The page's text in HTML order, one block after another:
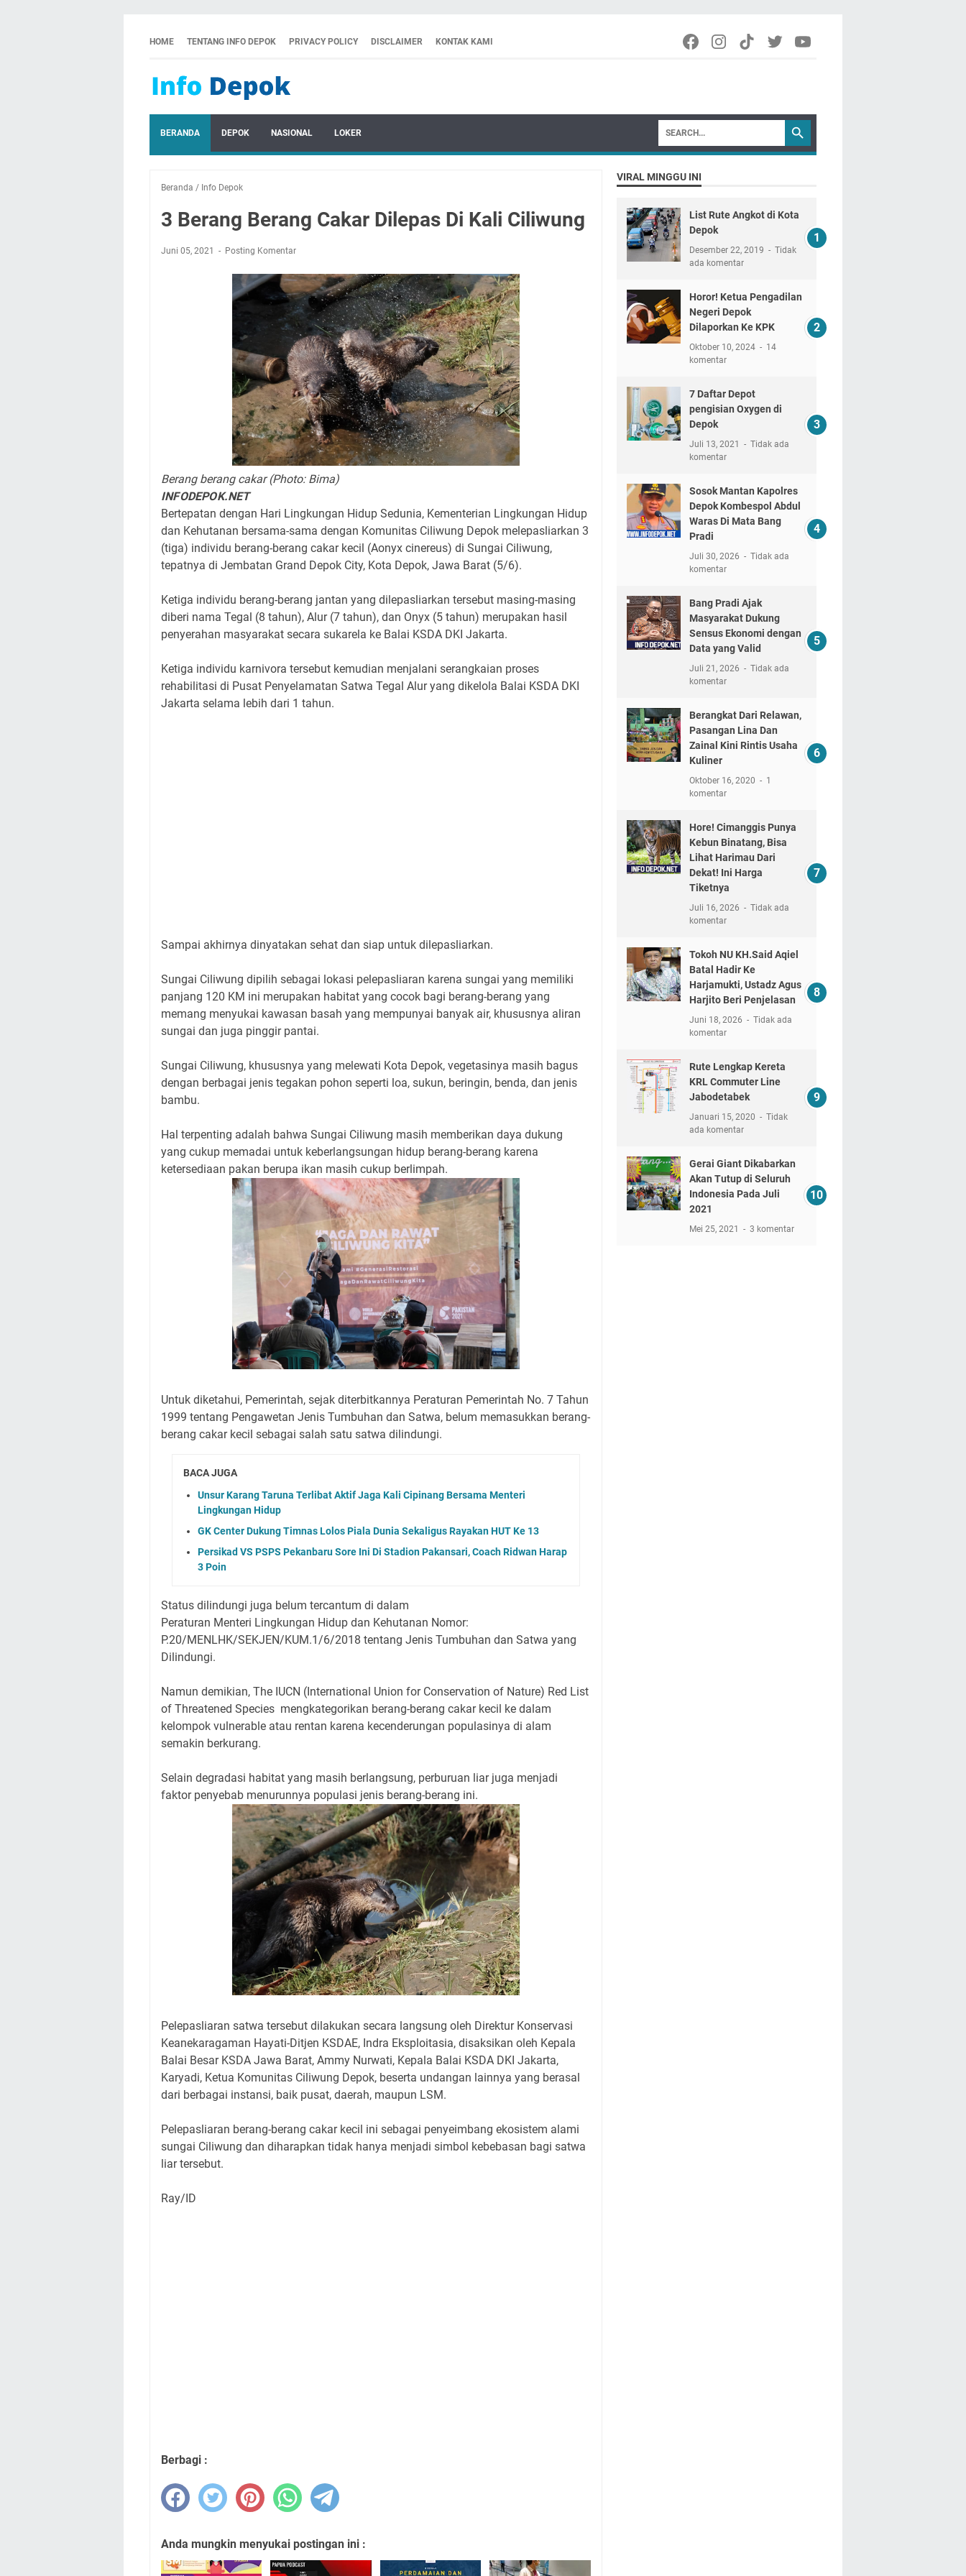
HOME TENTANG INFO DEPOK PRIVACY POLICY DISCLAIMER KONTAK KAMI
BERANDA DEPOK NASIONAL LOKER
Beranda / Info Depok
3 Berang Berang Cakar Dilepas Di Kali Ciliwung
Juni 05, 2021 Posting Komentar
Berang berang cakar (Photo: Bima)
INFODEPOK.NET
Bertepatan dengan Hari Lingkungan Hidup Sedunia, Kementerian Lingkungan Hidup
dan Kehutanan bersama-sama dengan Komunitas Ciliwung Depok melepasliarkan 3
(tiga) individu berang-berang cakar kecil (Aonyx cinereus) di Sungai Ciliwung,
tepatnya di Jembatan Grand Depok City, Kota Depok, Jawa Barat (5/6).
Ketiga individu berang-berang jantan yang dilepasliarkan tersebut masing-masing
diberi nama Tegal (8 tahun), Alur (7 tahun), dan Onyx (5 tahun) merupakan hasil
penyerahan masyarakat secara sukarela ke Balai KSDA DKI Jakarta.
Ketiga individu karnivora tersebut kemudian menjalani serangkaian proses
rehabilitasi di Pusat Penyelamatan Satwa Tegal Alur yang dikelola Balai KSDA DKI
Jakarta selama lebih dari 1 tahun.
Sampai akhirnya dinyatakan sehat dan siap untuk dilepasliarkan.
Sungai Ciliwung dipilih sebagai lokasi pelepasliaran karena sungai yang memiliki
panjang 120 KM ini merupakan habitat yang cocok bagi berang-berang yang
memang menyukai kawasan basah yang mempunyai banyak air, khususnya aliran
sungai dan juga pinggir pantai.
Sungai Ciliwung, khususnya yang melewati Kota Depok, vegetasinya masih bagus
dengan berbagai jenis tegakan pohon seperti loa, sukun, beringin, benda, dan jenis
bambu.
Hal terpenting adalah bahwa Sungai Ciliwung masih memberikan daya dukung
yang cukup memadai untuk keberlangsungan hidup berang-berang karena
ketersediaan pakan berupa ikan masih cukup berlimpah.
Untuk diketahui, Pemerintah, sejak diterbitkannya Peraturan Pemerintah No. 7 Tahun
1999 tentang Pengawetan Jenis Tumbuhan dan Satwa, belum memasukkan berang-
berang cakar kecil sebagai salah satu satwa dilindungi.
BACA JUGA
Unsur Karang Taruna Terlibat Aktif Jaga Kali Cipinang Bersama Menteri
Lingkungan Hidup
GK Center Dukung Timnas Lolos Piala Dunia Sekaligus Rayakan HUT Ke 13
Persikad VS PSPS Pekanbaru Sore Ini Di Stadion Pakansari, Coach Ridwan Harap
3 Poin
Status dilindungi juga belum tercantum di dalam
Peraturan Menteri Lingkungan Hidup dan Kehutanan Nomor:
P.20/MENLHK/SEKJEN/KUM.1/6/2018 tentang Jenis Tumbuhan dan Satwa yang
Dilindungi.
Namun demikian, The IUCN (International Union for Conservation of Nature) Red List
of Threatened Species mengkategorikan berang-berang cakar kecil ke dalam
kelompok vulnerable atau rentan karena kecenderungan populasinya di alam
semakin berkurang.
Selain degradasi habitat yang masih berlangsung, perburuan liar juga menjadi
faktor penyebab menurunnya populasi jenis berang-berang ini.
Pelepasliaran satwa tersebut dilakukan secara langsung oleh Direktur Konservasi
Keanekaragaman Hayati-Ditjen KSDAE, Indra Eksploitasia, disaksikan oleh Kepala
Balai Besar KSDA Jawa Barat, Ammy Nurwati, Kepala Balai KSDA DKI Jakarta,
Karyadi, Ketua Komunitas Ciliwung Depok, beserta undangan lainnya yang berasal
dari berbagai instansi, baik pusat, daerah, maupun LSM.
Pelepasliaran berang-berang cakar kecil ini sebagai penyeimbang ekosistem alami
sungai Ciliwung dan diharapkan tidak hanya menjadi simbol kebebasan bagi satwa
liar tersebut.
Ray/ID
Berbagi :
Anda mungkin menyukai postingan ini :
VIRAL MINGGU INI
List Rute Angkot di Kota
Depok
Desember 22, 2019
Tidak
ada komentar
Horor! Ketua Pengadilan
Negeri Depok
Dilaporkan Ke KPK
Oktober 10, 2024
14
komentar
7 Daftar Depot
pengisian Oxygen di
Depok
Juli 13, 2021
Tidak ada
komentar
Sosok Mantan Kapolres
Depok Kombespol Abdul
Waras Di Mata Bang
Pradi
Juli 30, 2026
Tidak ada
komentar
Bang Pradi Ajak
Masyarakat Dukung
Sensus Ekonomi dengan
Data yang Valid
Juli 21, 2026
Tidak ada
komentar
Berangkat Dari Relawan,
Pasangan Lina Dan
Zainal Kini Rintis Usaha
Kuliner
Oktober 16, 2020
1
komentar
Hore! Cimanggis Punya
Kebun Binatang, Bisa
Lihat Harimau Dari
Dekat! Ini Harga
Tiketnya
Juli 16, 2026
Tidak ada
komentar
Tokoh NU KH.Said Aqiel
Batal Hadir Ke
Harjamukti, Ustadz Agus
Harjito Beri Penjelasan
Juni 18, 2026
Tidak ada
komentar
Rute Lengkap Kereta
KRL Commuter Line
Jabodetabek
Januari 15, 2020
Tidak
ada komentar
Gerai Giant Dikabarkan
Akan Tutup di Seluruh
Indonesia Pada Juli
2021
Mei 25, 2021 3 komentar